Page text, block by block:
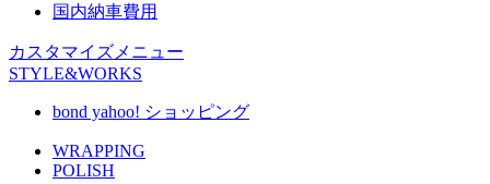
国内納車費用
カスタマイズメニュー
STYLE&WORKS
bond yahoo! ショッピング
WRAPPING
POLISH